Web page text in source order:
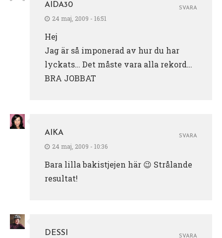
AIDA30
24 maj, 2009 - 16:51
Hej
Jag är så imponerad av hur du har
lyckats… Det måste vara alla rekord…
BRA JOBBAT
SVARA
AIKA
24 maj, 2009 - 10:36
Bara lilla bakistjejen här 😉 Strålande
resultat!
SVARA
DESSI SVARA